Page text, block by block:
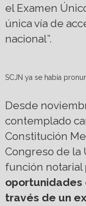
el Examen
única vía de
nacional”.
SCJN ya se había
Desde
contemplado
Constitución
Congreso de la
función notarial
oportunidades
través de un